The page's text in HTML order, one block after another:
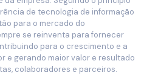
de tecnologia de informação
para o mercado do
se reinventa para fornecer
para o crescimento e a
e gerando maior valor e resultado
colaboradores e parceiros.